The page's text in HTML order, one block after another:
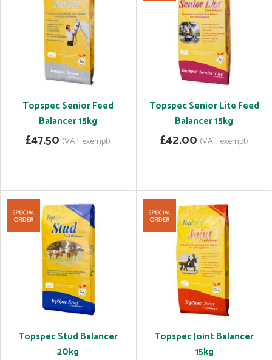
Topspec Senior Feed
Balancer 15kg
£47.50 (VAT exempt)
Topspec Senior Lite Feed
Balancer 15kg
£42.00 (VAT exempt)
Topspec Stud Balancer
20kg
Topspec Joint Balancer
15kg